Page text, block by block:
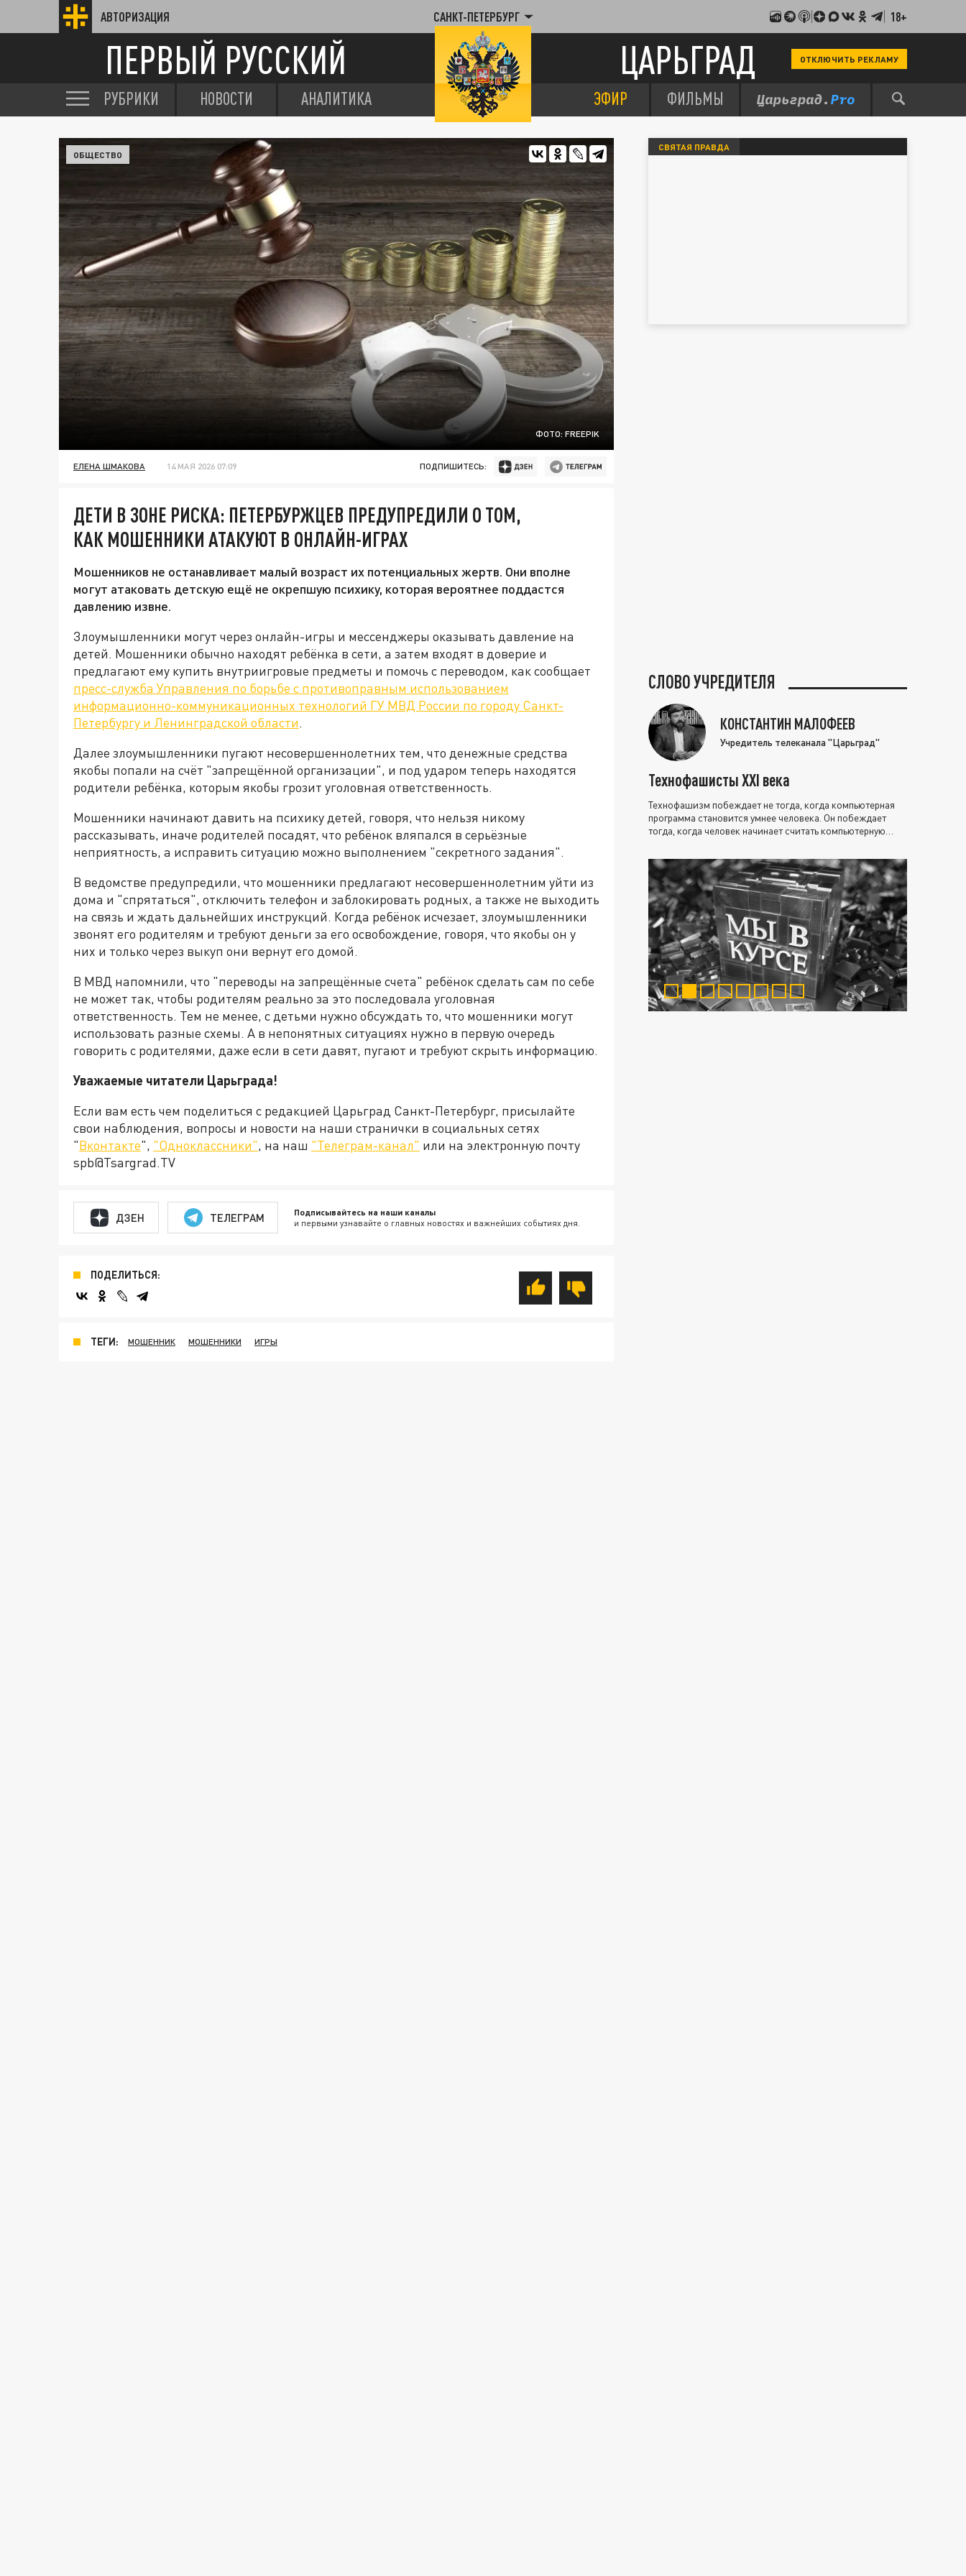
АВТОРИЗАЦИЯ САНКТ-ПЕТЕРБУРГ 18+
ПЕРВЫЙ РУССКИЙ ЦАРЬГРАД ОТКЛЮЧИТЬ РЕКЛАМУ
РУБРИКИ НОВОСТИ АНАЛИТИКА ЭФИР ФИЛЬМЫ
ФОТО: FREEPIK
ОБЩЕСТВО
ЕЛЕНА ШМАКОВА 14 МАЯ 2026 07:09 ПОДПИШИТЕСЬ:
ДЕТИ В ЗОНЕ РИСКА: ПЕТЕРБУРЖЦЕВ ПРЕДУПРЕДИЛИ О ТОМ,
КАК МОШЕННИКИ АТАКУЮТ В ОНЛАЙН-ИГРАХ
Мошенников не останавливает малый возраст их потенциальных жертв. Они вполне
могут атаковать детскую ещё не окрепшую психику, которая вероятнее поддастся
давлению извне.
Злоумышленники могут через онлайн-игры и мессенджеры оказывать давление на
детей. Мошенники обычно находят ребёнка в сети, а затем входят в доверие и
предлагают ему купить внутриигровые предметы и помочь с переводом, как сообщает
пресс-служба Управления по борьбе с противоправным использованием
информационно-коммуникационных технологий ГУ МВД России по городу Санкт-
Петербургу и Ленинградской области.
Далее злоумышленники пугают несовершеннолетних тем, что денежные средства
якобы попали на счёт "запрещённой организации", и под ударом теперь находятся
родители ребёнка, которым якобы грозит уголовная ответственность.
Мошенники начинают давить на психику детей, говоря, что нельзя никому
рассказывать, иначе родителей посадят, что ребёнок вляпался в серьёзные
неприятность, а исправить ситуацию можно выполнением "секретного задания".
В ведомстве предупредили, что мошенники предлагают несовершеннолетним уйти из
дома и "спрятаться", отключить телефон и заблокировать родных, а также не выходить
на связь и ждать дальнейших инструкций. Когда ребёнок исчезает, злоумышленники
звонят его родителям и требуют деньги за его освобождение, говоря, что якобы он у
них и только через выкуп они вернут его домой.
В МВД напомнили, что "переводы на запрещённые счета" ребёнок сделать сам по себе
не может так, чтобы родителям реально за это последовала уголовная
ответственность. Тем не менее, с детьми нужно обсуждать то, что мошенники могут
использовать разные схемы. А в непонятных ситуациях нужно в первую очередь
говорить с родителями, даже если в сети давят, пугают и требуют скрыть информацию.
Уважаемые читатели Царьграда!
Если вам есть чем поделиться с редакцией Царьград Санкт-Петербург, присылайте
свои наблюдения, вопросы и новости на наши странички в социальных сетях
"Вконтакте", "Одноклассники", на наш "Телеграм-канал" или на электронную почту
spb@Tsargrad.TV
ДЗЕН ТЕЛЕГРАМ Подписывайтесь на наши каналы
и первыми узнавайте о главных новостях и важнейших событиях дня.
ПОДЕЛИТЬСЯ:
ТЕГИ: МОШЕННИК МОШЕННИКИ ИГРЫ
СВЯТАЯ ПРАВДА
СЛОВО УЧРЕДИТЕЛЯ
КОНСТАНТИН МАЛОФЕЕВ
Учредитель телеканала "Царьград"
Технофашисты XXI века
Технофашизм побеждает не тогда, когда компьютерная
программа становится умнее человека. Он побеждает
тогда, когда человек начинает считать компьютерную